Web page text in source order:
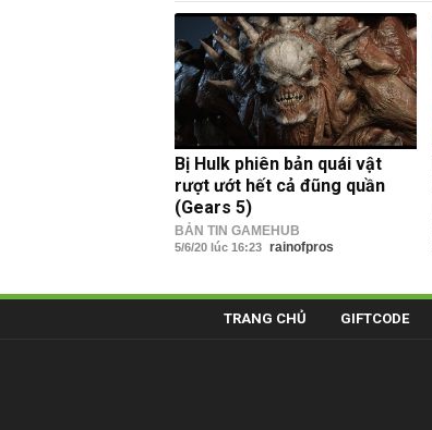
Bị Hulk phiên bản quái vật
rượt ướt hết cả đũng quần
(Gears 5)
BẢN TIN GAMEHUB
5/6/20 lúc 16:23 rainofpros
TRANG CHỦ GIFTCODE